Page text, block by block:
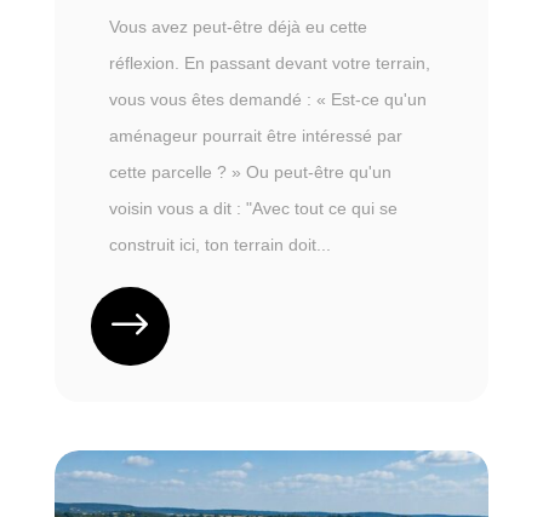
Vous avez peut-être déjà eu cette
réflexion. En passant devant votre terrain,
vous vous êtes demandé : « Est-ce qu'un
aménageur pourrait être intéressé par
cette parcelle ? » Ou peut-être qu'un
voisin vous a dit : "Avec tout ce qui se
construit ici, ton terrain doit...